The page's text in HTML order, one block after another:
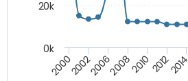
20002002200620082010 20122014
0k
20k